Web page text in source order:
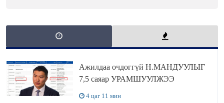
Ажилдаа очдоггүй Н.МАНДУУЛЫГ
7,5 саяар УРАМШУУЛЖЭЭ
4 цаг 11 мин